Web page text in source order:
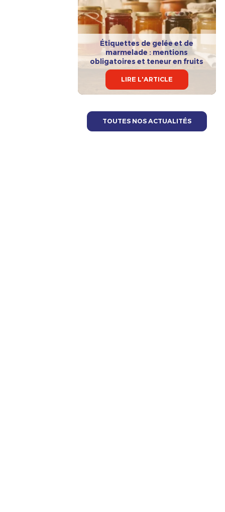
Étiquettes de gelée et de
marmelade : mentions
obligatoires et teneur en fruits
LIRE L'ARTICLE
TOUTES NOS ACTUALITÉS